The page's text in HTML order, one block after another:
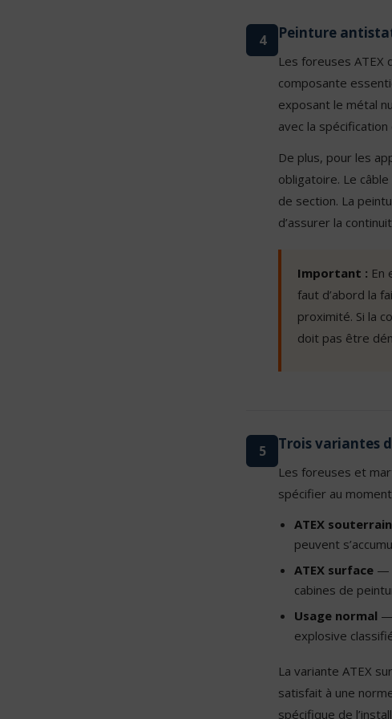
4 Peinture
Les foreuses
composante
exposant le métal
avec la
De plus, pour les
obligatoire. Le
de section. La
d’assurer la
Important : En
faut d’abord la
proximité. Si la
doit pas être
5 Trois variantes
Les foreuses et
spécifier au
ATEX souterrain
peuvent
ATEX surface —
cabines de
Usage normal —
explosive
La variante ATEX
satisfait à une
spécifique de